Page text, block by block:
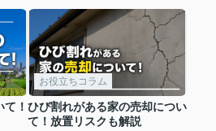
！
お役立ちコラム
ひび割れがある家の売却につい
て！放置リスクも解説